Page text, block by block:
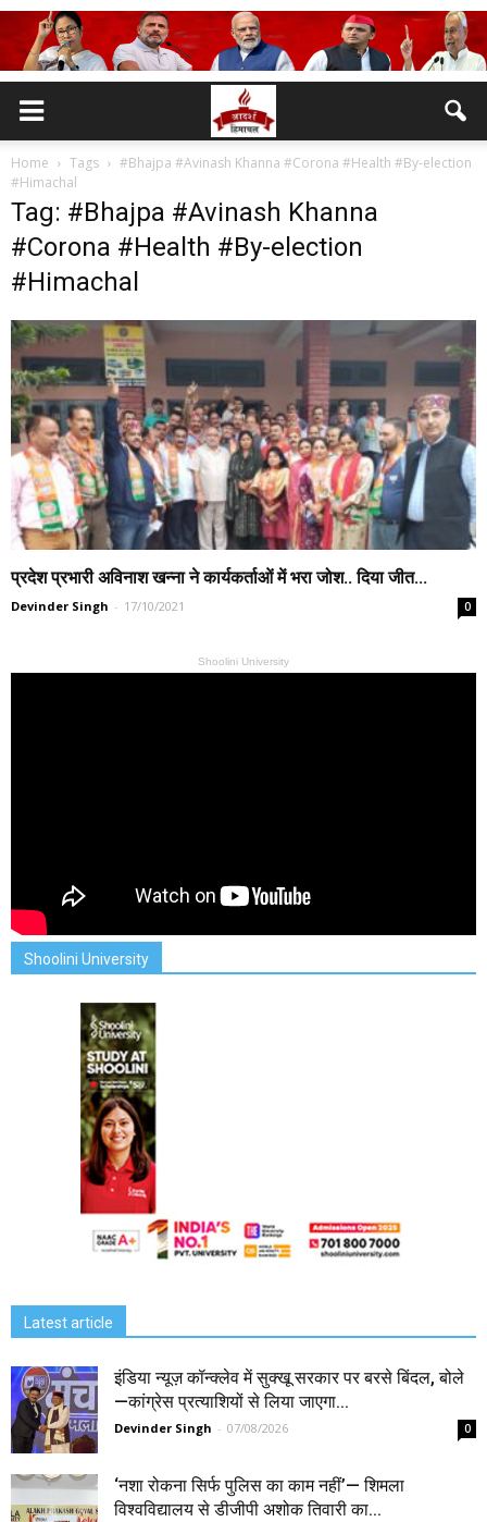
Home Tags
#Bhajpa #Avinash Khanna #Corona #Health #By-election
#Himachal
Tag: #Bhajpa #Avinash Khanna
#Corona #Health #By-election
#Himachal
प्रदेश प्रभारी अविनाश खन्ना ने कार्यकर्ताओं में भरा जोश.. दिया जीत...
Devinder Singh - 17/10/2021 0
Shoolini University
Shoolini University
Latest article
इंडिया न्यूज़ कॉन्क्लेव में सुक्खू सरकार पर बरसे बिंदल, बोले
—कांग्रेस प्रत्याशियों से लिया जाएगा...
Devinder Singh - 07/08/2026 0
‘नशा रोकना सिर्फ पुलिस का काम नहीं’— शिमला
विश्वविद्यालय से डीजीपी अशोक तिवारी का...